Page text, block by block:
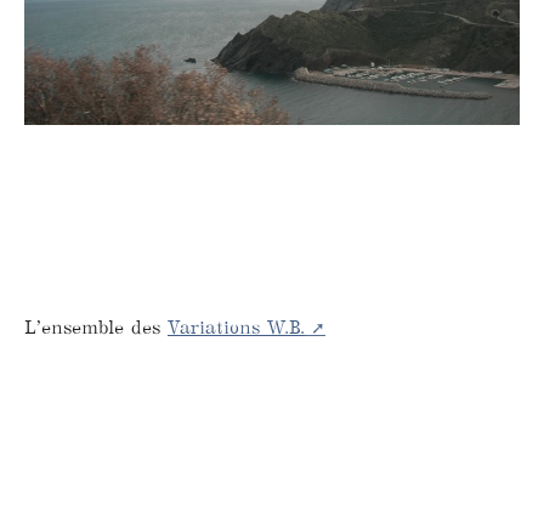
L’ensemble des Variations W.B.